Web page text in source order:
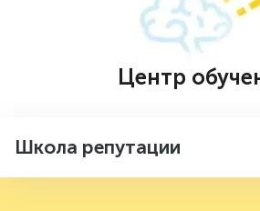
Центр
Школа репутации